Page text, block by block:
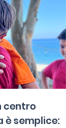
centro
è semplice: